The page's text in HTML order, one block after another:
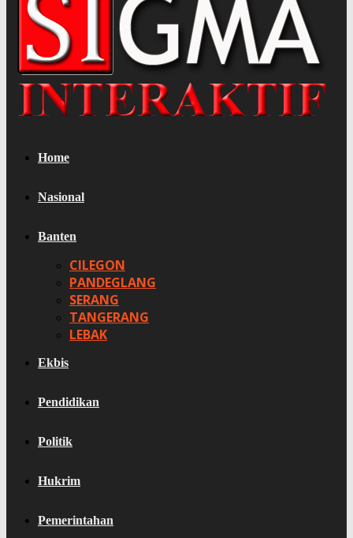
Home
Nasional
Banten
CILEGON
PANDEGLANG
SERANG
TANGERANG
LEBAK
Ekbis
Pendidikan
Politik
Hukrim
Pemerintahan